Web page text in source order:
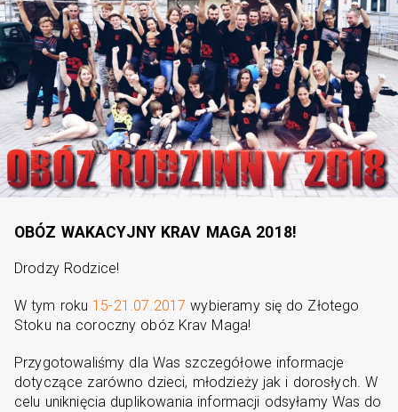
OBÓZ WAKACYJNY KRAV MAGA 2018!
Drodzy Rodzice!
W tym roku 15-21.07.2017 wybieramy się do Złotego
Stoku na coroczny obóz Krav Maga!
Przygotowaliśmy dla Was szczegółowe informacje
dotyczące zarówno dzieci, młodzieży jak i dorosłych. W
celu uniknięcia duplikowania informacji odsyłamy Was do